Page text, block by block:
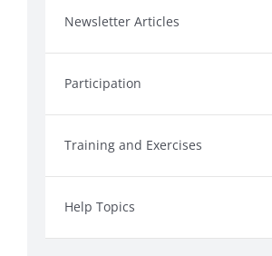
Newsletter Articles
Participation
Training and Exercises
Help Topics